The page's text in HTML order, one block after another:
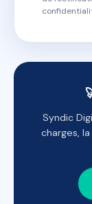
Syndic
charges,